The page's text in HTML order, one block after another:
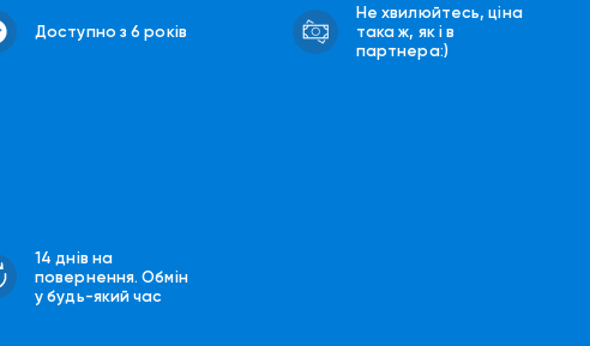
Доступно з 6 років
Не хвилюйтесь, ціна
така ж, як і в
партнера:)
14 днів на
повернення. Обмін
у будь-який час